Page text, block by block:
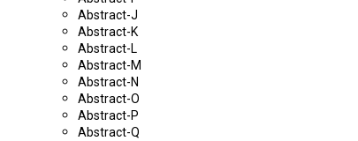
Abstract-J
Abstract-K
Abstract-L
Abstract-M
Abstract-N
Abstract-O
Abstract-P
Abstract-Q